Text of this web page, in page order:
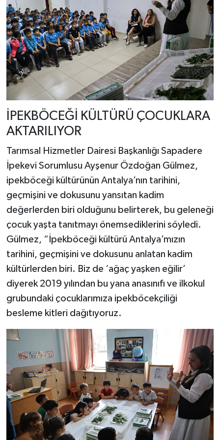
İPEKBÖCEĞİ KÜLTÜRÜ ÇOCUKLARA
AKTARILIYOR
Tarımsal Hizmetler Dairesi Başkanlığı Sapadere
İpekevi Sorumlusu Ayşenur Özdoğan Gülmez,
ipekböceği kültürünün Antalya’nın tarihini,
geçmişini ve dokusunu yansıtan kadim
değerlerden biri olduğunu belirterek, bu geleneği
çocuk yaşta tanıtmayı önemsediklerini söyledi.
Gülmez, “İpekböceği kültürü Antalya’mızın
tarihini, geçmişini ve dokusunu anlatan kadim
kültürlerden biri. Biz de ‘ağaç yaşken eğilir’
diyerek 2019 yılından bu yana anasınıfı ve ilkokul
grubundaki çocuklarımıza ipekböcekçiliği
besleme kitleri dağıtıyoruz.